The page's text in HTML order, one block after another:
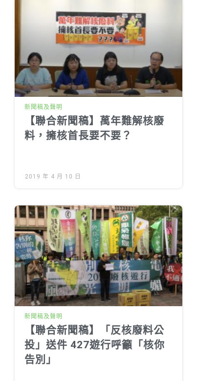
新聞稿及聲明
【聯合新聞稿】萬年難解核廢
料，擁核首長要不要？
2019 年 4 月 10 日
新聞稿及聲明
【聯合新聞稿】「反核廢料公
投」送件 427遊行呼籲「核你
告別」